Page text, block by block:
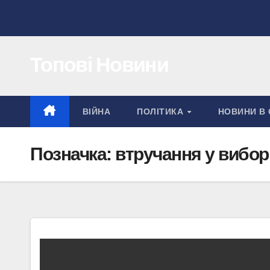
ВІЙНА ПОЛІТИКА НОВИНИ В
Позначка: втручання у